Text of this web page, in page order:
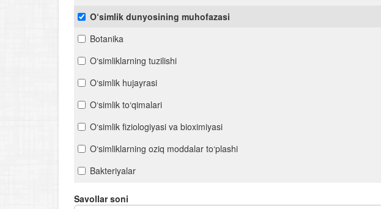
O‘simlik dunyosining muhofazasi
Botanika
O‘simliklarning tuzilishi
O‘simlik hujayrasi
O‘simlik to‘qimalari
O‘simlik fiziologiyasi va bioximiyasi
O‘simliklarning oziq moddalar to‘plashi
Bakteriyalar
Viruslar
Savollar soni